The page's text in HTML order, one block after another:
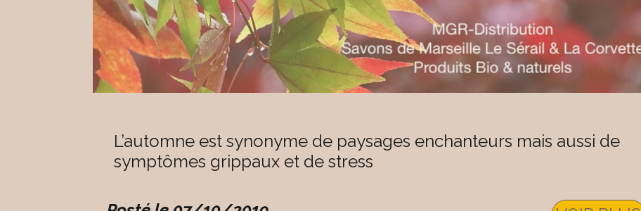
L’automne est synonyme de paysages enchanteurs mais aussi de
symptômes grippaux et de stress